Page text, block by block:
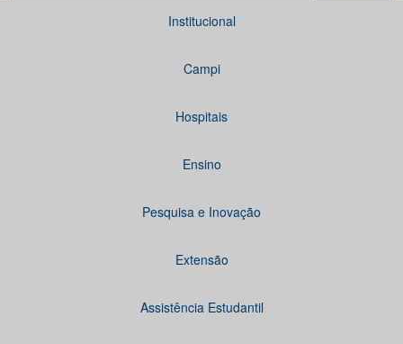
Institucional
Campi
Hospitais
Ensino
Pesquisa e Inovação
Extensão
Assistência Estudantil